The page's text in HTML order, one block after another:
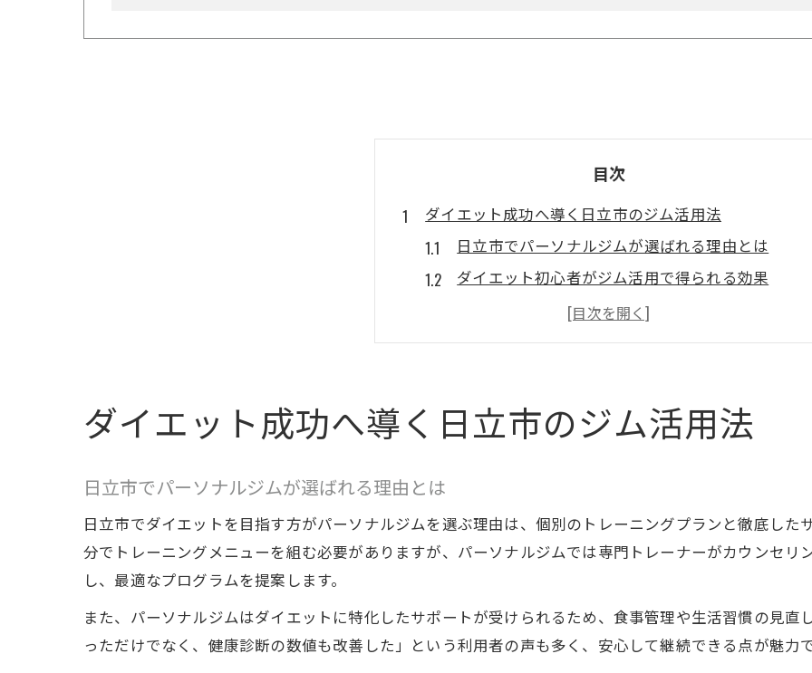
目次
ダイエット成功へ導く日立市のジム活用法
日立市でパーソナルジムが選ばれる理由とは
ダイエット初心者がジム活用で得られる効果
パーソナルジム利用で目指す理想の体型作り
日立市のジムで健康的にダイエットを継続する方
パーソナルジムを選ぶ際のポイントを解説
パーソナルジム選びで重視すべき基準とは
トレーナーとの相性がダイエット成功に与える影
パーソナルジムの体験利用を活かすポイント
パーソナルジムと通常ジムの費用対効果を徹底検
コスパ重視で選ぶ日立市のジムの特徴
ダイエット成功へ導く日立市のジム活用法
日立市でパーソナルジムが選ばれる理由とは
日立市でダイエットを目指す方がパーソナルジムを選ぶ理由は、個別のトレーニングプランと徹底した
分でトレーニングメニューを組む必要がありますが、パーソナルジムでは専門トレーナーがカウンセリ
し、最適なプログラムを提案します。
また、パーソナルジムはダイエットに特化したサポートが受けられるため、食事管理や生活習慣の見直
っただけでなく、健康診断の数値も改善した」という利用者の声も多く、安心して継続できる点が魅力